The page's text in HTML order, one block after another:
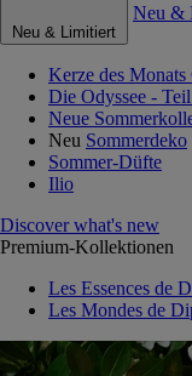
Neu & Limitiert
Neu &
Kerze des
Die Odyssee -
Neue
Neu Sommerdeko
Sommer-Düfte
Ilio
Discover what's new
Premium-Kollektionen
Les Essences de
Les Mondes de